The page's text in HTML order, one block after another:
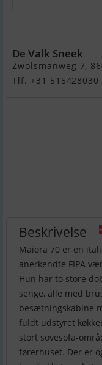
De Valk Sneek
Zwolsmanweg 7,
Tlf. +31 515428030
Beskrivelse
Maiora 70 er en
anerkendte FIPA
Hun har to store
senge, alle med
besætningskabine
fuldt udstyret
stort sovesofa-
førerhuset. Der er